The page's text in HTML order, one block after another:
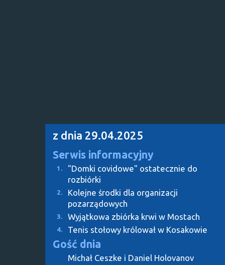
z dnia 29.04.2025
Serwis informacyjny
1.
"Domki covidowe" ostatecznie do
rozbiórki
2.
Kolejne środki dla organizacji
pozarządowych
3. Wyjątkowa zbiórka krwi w Mostach
4. Tenis stołowy królował w Kosakowie
Gość dnia
Michał Ceszke i Daniel Holovanov